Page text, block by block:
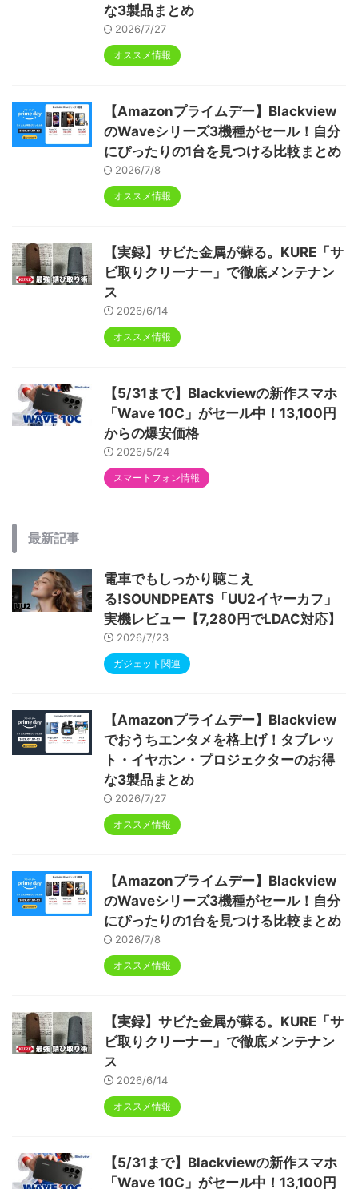
な3製品まとめ
2026/7/27
オススメ情報
【Amazonプライムデー】Blackview
のWaveシリーズ3機種がセール！自分
にぴったりの1台を見つける比較まとめ
2026/7/8
オススメ情報
【実録】サビた金属が蘇る。KURE「サ
ビ取りクリーナー」で徹底メンテナン
ス
2026/6/14
オススメ情報
【5/31まで】Blackviewの新作スマホ
「Wave 10C」がセール中！13,100円
からの爆安価格
2026/5/24
スマートフォン情報
最新記事
電車でもしっかり聴こえ
る!SOUNDPEATS「UU2イヤーカフ」
実機レビュー【7,280円でLDAC対応】
2026/7/23
ガジェット関連
【Amazonプライムデー】Blackview
でおうちエンタメを格上げ！タブレッ
ト・イヤホン・プロジェクターのお得
な3製品まとめ
2026/7/27
オススメ情報
【Amazonプライムデー】Blackview
のWaveシリーズ3機種がセール！自分
にぴったりの1台を見つける比較まとめ
2026/7/8
オススメ情報
【実録】サビた金属が蘇る。KURE「サ
ビ取りクリーナー」で徹底メンテナン
ス
2026/6/14
オススメ情報
【5/31まで】Blackviewの新作スマホ
「Wave 10C」がセール中！13,100円